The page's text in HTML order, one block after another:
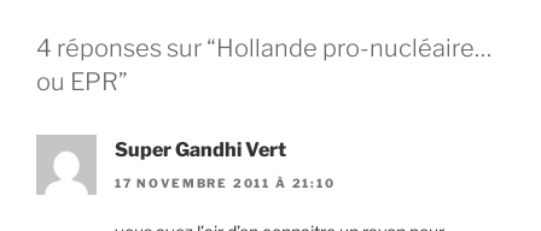
4 réponses sur “Hollande pro-nucléaire…
ou EPR”
Super Gandhi Vert
17 NOVEMBRE 2011 À 21:10